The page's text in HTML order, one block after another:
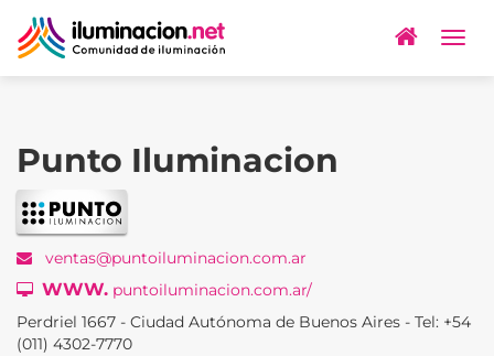
Punto Iluminacion
ventas@puntoiluminacion.com.ar
WWW. puntoiluminacion.com.ar/
Perdriel 1667 - Ciudad Autónoma de Buenos Aires - Tel: +54
(011) 4302-7770